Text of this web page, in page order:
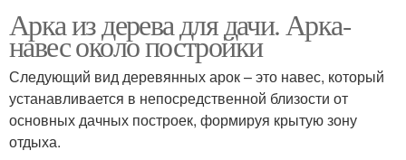
Арка из дерева для дачи. Арка-
навес около постройки
Следующий вид деревянных арок – это навес, который
устанавливается в непосредственной близости от
основных дачных построек, формируя крытую зону
отдыха.